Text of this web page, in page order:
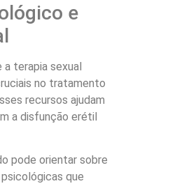
e
terapia sexual
no tratamento
recursos ajudam
a disfunção erétil
pode orientar sobre
que